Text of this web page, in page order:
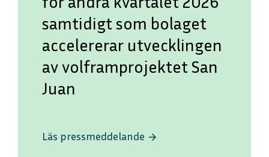
samtidigt som bolaget
accelererar utvecklingen
av volframprojektet San
Juan
Läs pressmeddelande arrow_forward